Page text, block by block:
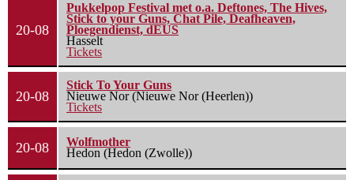
20-08
Pukkelpop Festival met o.a. Deftones, The Hives,
Stick to your Guns, Chat Pile, Deafheaven,
Ploegendienst, dEUS
Hasselt
Tickets
20-08
Stick To Your Guns
Nieuwe Nor (Nieuwe Nor (Heerlen))
Tickets
20-08
Wolfmother
Hedon (Hedon (Zwolle))